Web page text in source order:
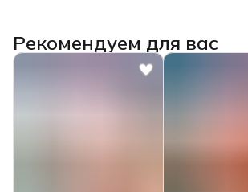
Рекомендуем для вас